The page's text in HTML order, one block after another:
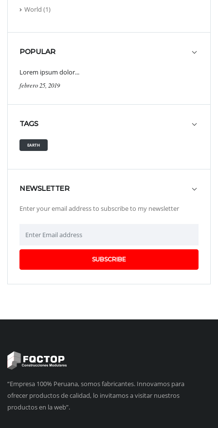
World (1)
POPULAR
Lorem ipsum dolor...
febrero 25, 2019
TAGS
EARTH
NEWSLETTER
Enter your email address to subscribe to my newsletter
SUBSCRIBE
“Empresa 100% Peruana, somos fabricantes. Innovamos para
ofrecer productos de calidad, lo invitamos a visitar nuestros
productos en la web”.